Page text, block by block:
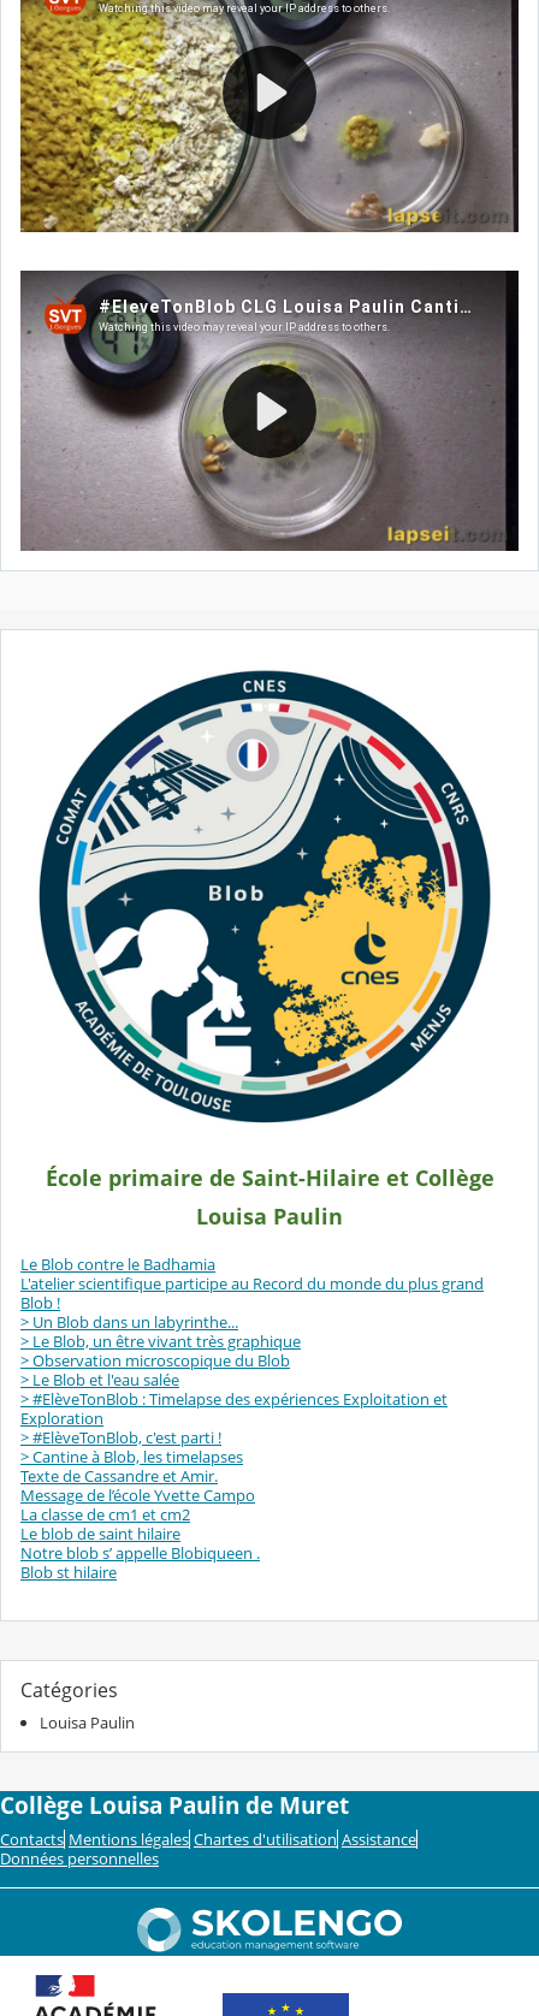
École primaire de Saint-Hilaire et Collège
Louisa Paulin
Le Blob contre le Badhamia
L'atelier scientifique participe au Record du monde du plus grand
Blob !
> Un Blob dans un labyrinthe...
> Le Blob, un être vivant très graphique
> Observation microscopique du Blob
> Le Blob et l'eau salée
> #ElèveTonBlob : Timelapse des expériences Exploitation et
Exploration
> #ElèveTonBlob, c'est parti !
> Cantine à Blob, les timelapses
Texte de Cassandre et Amir.
Message de l’école Yvette Campo
La classe de cm1 et cm2
Le blob de saint hilaire
Notre blob s’ appelle Blobiqueen .
Blob st hilaire
Catégories
Louisa Paulin
Collège Louisa Paulin de Muret
Contacts Mentions légales Chartes d'utilisation Assistance
Données personnelles